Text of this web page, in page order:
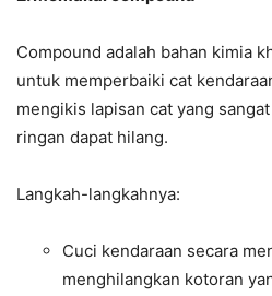
Compound adalah bahan kimia
untuk memperbaiki cat
mengikis lapisan cat yang
ringan dapat hilang.
Langkah-langkahnya:
Cuci kendaraan secara
menghilangkan kotoran